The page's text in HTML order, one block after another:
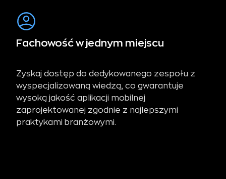
Fachowość w jednym miejscu
Zyskaj dostęp do dedykowanego zespołu z
wyspecjalizowaną wiedzą, co gwarantuje
wysoką jakość aplikacji mobilnej
zaprojektowanej zgodnie z najlepszymi
praktykami branżowymi.